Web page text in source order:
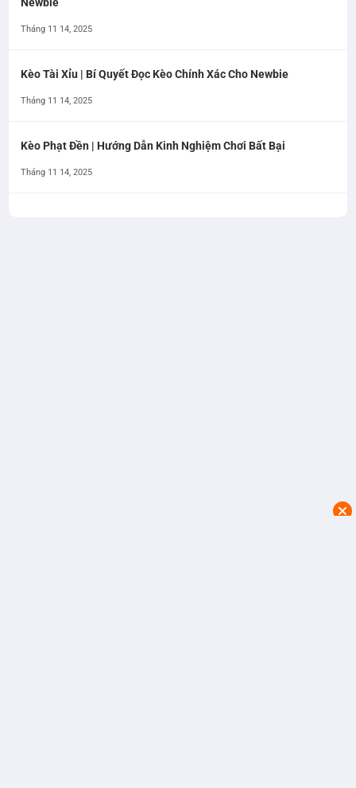
Tháng 11 14, 2025
Kèo Tài Xỉu | Bí Quyết Đọc Kèo Chính Xác Cho Newbie
Tháng 11 14, 2025
Kèo Phạt Đền | Hướng Dẫn Kinh Nghiệm Chơi Bất Bại
Tháng 11 14, 2025